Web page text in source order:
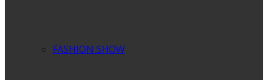
FASHION SHOW